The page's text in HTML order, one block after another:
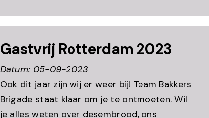
Gastvrij Rotterdam 2023
Datum: 05-09-2023
Ook dit jaar zijn wij er weer bij! Team Bakkers
Brigade staat klaar om je te ontmoeten. Wil
je alles weten over desembrood, ons